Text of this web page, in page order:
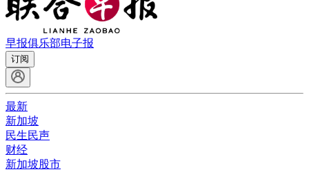
早报俱乐部电子报
订阅
最新
新加坡
民生民声
财经
新加坡股市